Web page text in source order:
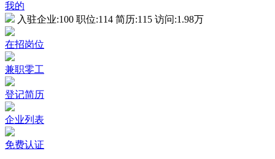
我的
入驻企业:100 职位:114 简历:115 访问:1.98万
在招岗位
兼职零工
登记简历
企业列表
免费认证